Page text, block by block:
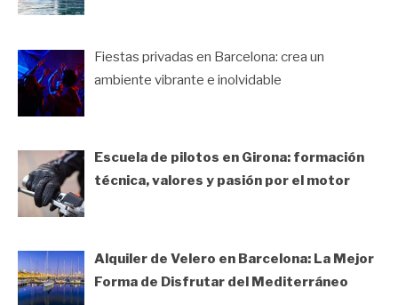
Fiestas privadas en Barcelona: crea un
ambiente vibrante e inolvidable
Escuela de pilotos en Girona: formación
técnica, valores y pasión por el motor
Alquiler de Velero en Barcelona: La Mejor
Forma de Disfrutar del Mediterráneo